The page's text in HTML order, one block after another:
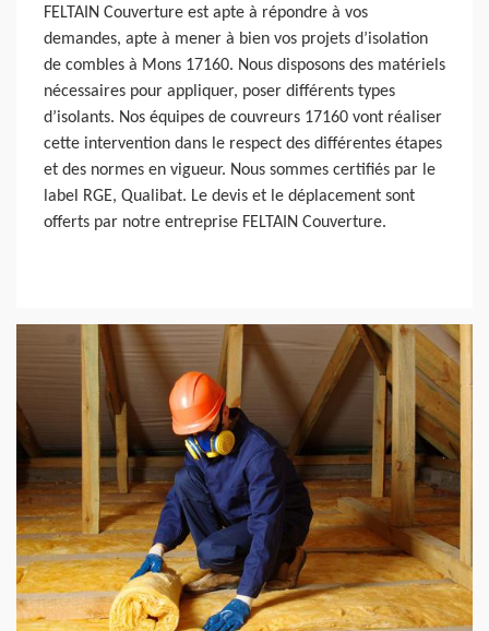
FELTAIN Couverture est apte à répondre à vos
demandes, apte à mener à bien vos projets d’isolation
de combles à Mons 17160. Nous disposons des matériels
nécessaires pour appliquer, poser différents types
d’isolants. Nos équipes de couvreurs 17160 vont réaliser
cette intervention dans le respect des différentes étapes
et des normes en vigueur. Nous sommes certifiés par le
label RGE, Qualibat. Le devis et le déplacement sont
offerts par notre entreprise FELTAIN Couverture.